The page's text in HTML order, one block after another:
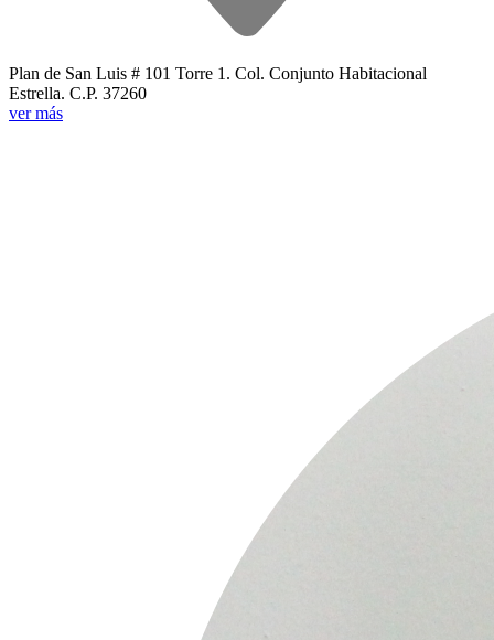
Plan de San Luis # 101 Torre 1. Col. Conjunto Habitacional
Estrella. C.P. 37260
ver más